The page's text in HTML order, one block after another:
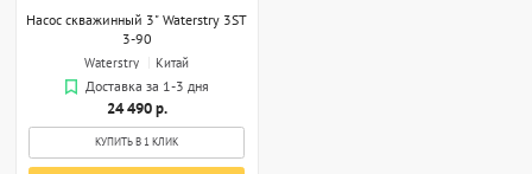
Насос скважинный 3" Waterstry 3ST
3-90
Waterstry
Китай
Доставка за 1-3 дня
24 490 р.
КУПИТЬ В 1 КЛИК